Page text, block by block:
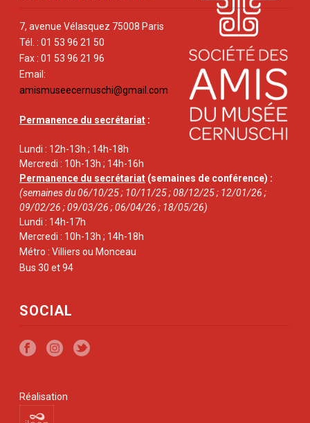
7, avenue Vélasquez 75008 Paris
Tél. : 01 53 96 21 50
Fax : 01 53 96 21 96
Email:
amismuseecernuschi@gmail.com
Permanence du secrétariat :
Lundi : 12h-13h ; 14h-18h
Mercredi : 10h-13h ; 14h-16h
Permanence du secrétariat (semaines de conférence) :
(semaines du 06/10/25 ; 10/11/25 ; 08/12/25 ; 12/01/26 ;
09/02/26 ; 09/03/26 ; 06/04/26 ; 18/05/26)
Lundi : 14h-17h
Mercredi : 10h-13h ; 14h-18h
Métro : Villiers ou Monceau
Bus 30 et 94
SOCIAL
Réalisation